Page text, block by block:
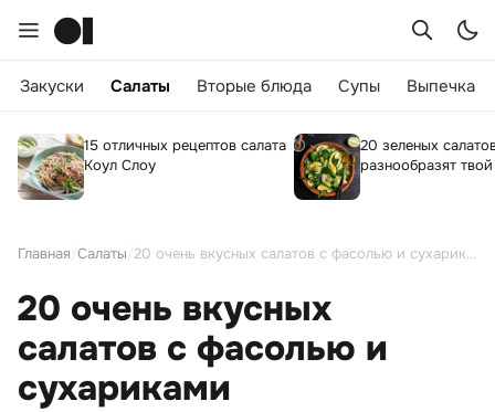
Закуски Салаты Вторые блюда Супы Выпечка
15 отличных рецептов салата
Коул Слоу
20 зеленых
разнообразят
Главная Салаты 20 очень вкусных салатов с фасолью и сухариками
20 очень вкусных
салатов с фасолью и
сухариками